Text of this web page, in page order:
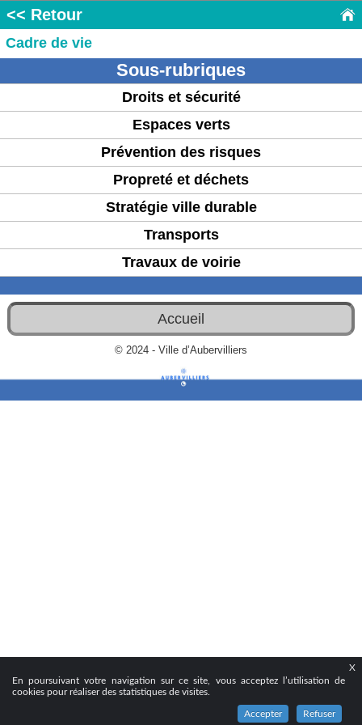
X
En poursuivant votre navigation sur ce site, vous acceptez l’utilisation de
cookies pour réaliser des statistiques de visites.
Accepter Refuser
<< Retour
Cadre de vie
Sous-rubriques
Droits et sécurité
Espaces verts
Prévention des risques
Propreté et déchets
Stratégie ville durable
Transports
Travaux de voirie
Accueil
© 2024 - Ville d’Aubervilliers